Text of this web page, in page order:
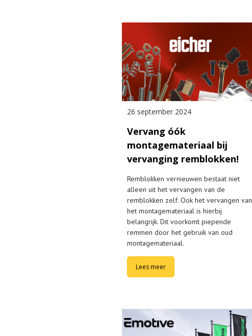
26 september 2024
Vervang óók
montagemateriaal bij
vervanging remblokken!
Remblokken vernieuwen bestaat niet
alleen uit het vervangen van de
remblokken zelf. Ook het vervangen van
het montagemateriaal is hierbij
belangrijk. Dit voorkomt piepende
remmen door het gebruik van oud
montagemateriaal.
Lees meer